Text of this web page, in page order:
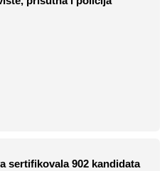
sertifikovala 902 kandidata